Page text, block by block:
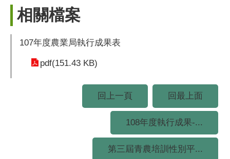
相關檔案
107年度農業局執行成果表
pdf(151.43 KB)
回上一頁 回最上面
108年度執行成果-...
第三屆青農培訓性別平...